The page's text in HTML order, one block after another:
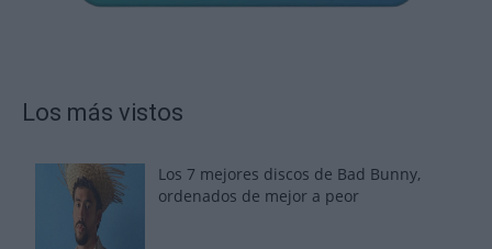
Los más vistos
Los 7 mejores discos de Bad Bunny,
ordenados de mejor a peor